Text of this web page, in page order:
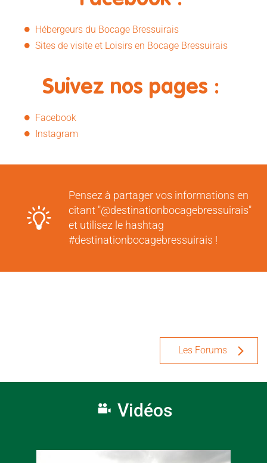
Hébergeurs du Bocage Bressuirais
Sites de visite et Loisirs en Bocage Bressuirais
Suivez nos pages :
Facebook
Instagram
Pensez à partager vos informations en
citant "@destinationbocagebressuirais"
et utilisez le hashtag
#destinationbocagebressuirais !
Les Forums
Vidéos